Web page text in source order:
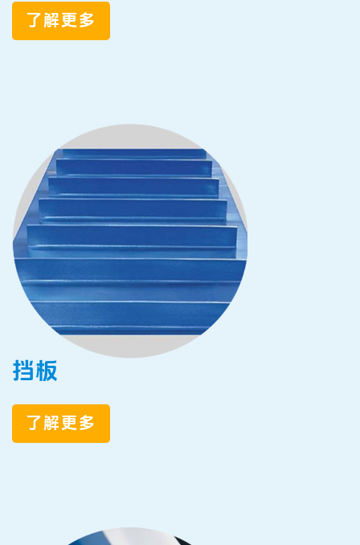
了解更多
挡板
了解更多